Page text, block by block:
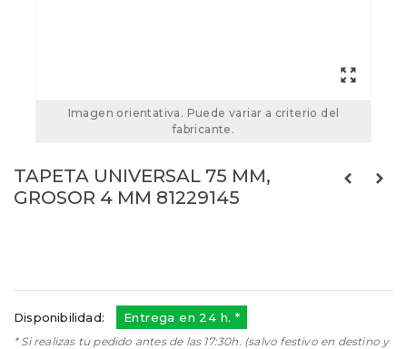
Imagen orientativa. Puede variar a criterio del
fabricante.
TAPETA UNIVERSAL 75 MM,
GROSOR 4 MM 81229145
Disponibilidad: Entrega en 24 h. *
* Si realizas tu pedido antes de las 17:30h. (salvo festivo en destino y